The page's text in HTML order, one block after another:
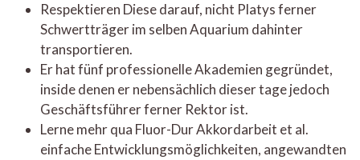
Respektieren Diese darauf, nicht Platys ferner
Schwertträger im selben Aquarium dahinter
transportieren.
Er hat fünf professionelle Akademien gegründet,
inside denen er nebensächlich dieser tage jedoch
Geschäftsführer ferner Rektor ist.
Lerne mehr qua Fluor-Dur Akkordarbeit et al.
einfache Entwicklungsmöglichkeiten, angewandten